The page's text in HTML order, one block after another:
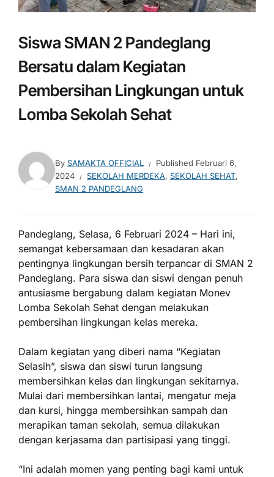
Siswa SMAN 2 Pandeglang
Bersatu dalam Kegiatan
Pembersihan Lingkungan untuk
Lomba Sekolah Sehat
By SAMAKTA OFFICIAL Published Februari 6,
2024
SEKOLAH MERDEKA, SEKOLAH SEHAT,
SMAN 2 PANDEGLANG
Pandeglang, Selasa, 6 Februari 2024 – Hari ini,
semangat kebersamaan dan kesadaran akan
pentingnya lingkungan bersih terpancar di SMAN 2
Pandeglang. Para siswa dan siswi dengan penuh
antusiasme bergabung dalam kegiatan Monev
Lomba Sekolah Sehat dengan melakukan
pembersihan lingkungan kelas mereka.
Dalam kegiatan yang diberi nama “Kegiatan
Selasih”, siswa dan siswi turun langsung
membersihkan kelas dan lingkungan sekitarnya.
Mulai dari membersihkan lantai, mengatur meja
dan kursi, hingga membersihkan sampah dan
merapikan taman sekolah, semua dilakukan
dengan kerjasama dan partisipasi yang tinggi.
“Ini adalah momen yang penting bagi kami untuk